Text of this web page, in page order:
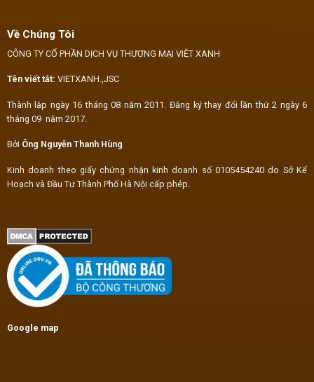
Về Chúng Tôi
CÔNG TY CỔ PHẦN DỊCH VỤ THƯƠNG MẠI VIỆT XANH
Tên viết tắt: VIETXANH.,JSC
Thành lập ngày 16 tháng 08 năm 2011. Đăng ký thay đổi lần thứ 2 ngày 6
tháng 09 năm 2017.
Bởi Ông Nguyễn Thanh Hùng
Kinh doanh theo giấy chứng nhận kinh doanh số 0105454240 do Sở Kế
Hoạch và Đầu Tư Thành Phố Hà Nội cấp phép.
Google map